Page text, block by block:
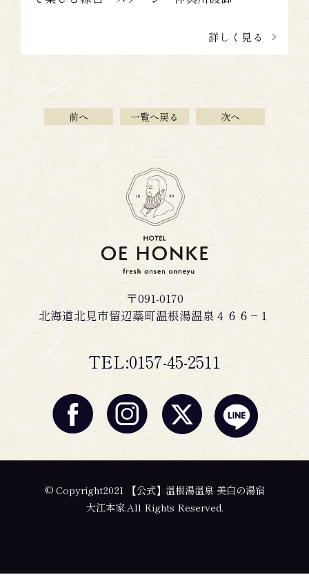
詳しく見る
前へ 一覧へ戻る 次へ
〒091-0170
北海道北見市留辺蘂町温根湯温泉４６６−１
TEL:0157-45-2511
© Copyright2021 【公式】温根湯温泉 美白の湯宿
大江本家.All Rights Reserved.